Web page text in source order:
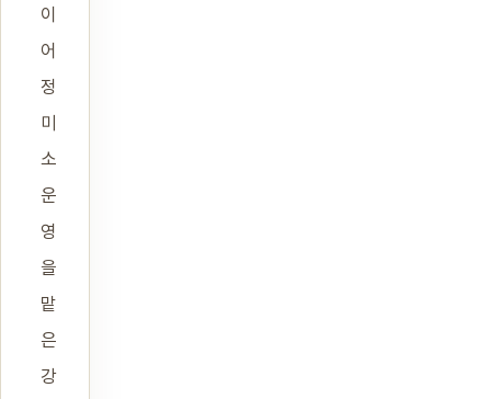
이
어
정
미
소
운
영
을
맡
은
강